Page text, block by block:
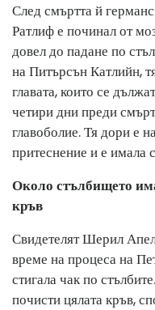
След смъртта й
Ратлиф е починал от
довел до падане по
на Питърсън Катлийн,
главата, които се
четири дни преди
главоболие. Тя дори е
притеснение и е имала
Около стълбището
кръв
Свидетелят Шерил
време на процеса на
стигала чак по
почисти цялата кръв,